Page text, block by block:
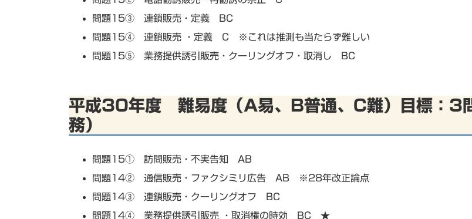
問題15③ 連鎖販売・定義 BC
問題15④ 連鎖販売 ・定義 C ※これは推測も当たらず難しい
問題15⑤ 業務提供誘引販売・クーリングオフ・取消し BC
平成30年度 難易度（A易、B普通、C難）目標：
務）
問題15① 訪問販売・不実告知 AB
問題14② 通信販売・ファクシミリ広告 AB ※28年改正論点
問題14③ 連鎖販売・クーリングオフ BC
問題14④ 業務提供誘引販売 ・取消権の時効 BC ★